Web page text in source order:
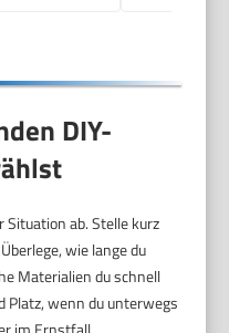
DIY-
ab. Stelle kurz
wie lange du
Materialien du schnell
Platz, wenn du unterwegs